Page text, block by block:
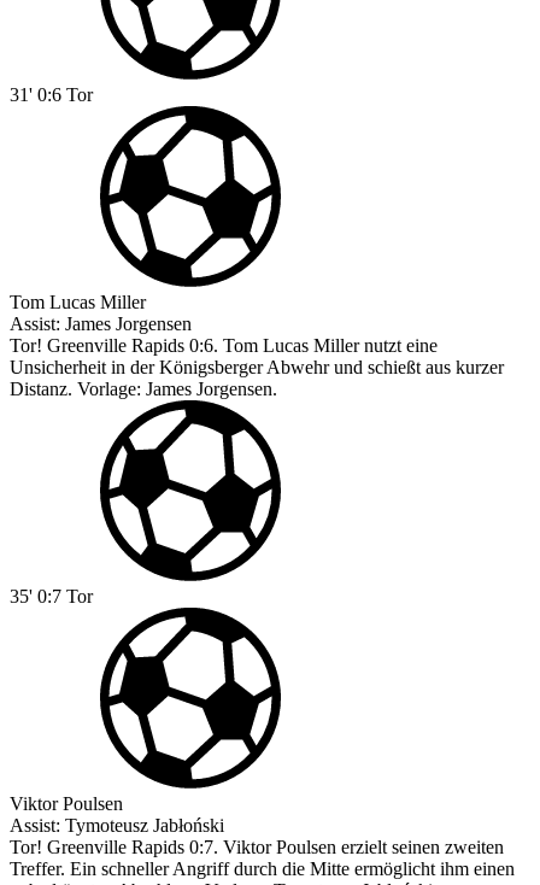
31' 0:6 Tor
Tom Lucas Miller
Assist: James Jorgensen
Tor! Greenville Rapids 0:6. Tom Lucas Miller nutzt eine
Unsicherheit in der Königsberger Abwehr und schießt aus kurzer
Distanz. Vorlage: James Jorgensen.
35' 0:7 Tor
Viktor Poulsen
Assist: Tymoteusz Jabłoński
Tor! Greenville Rapids 0:7. Viktor Poulsen erzielt seinen zweiten
Treffer. Ein schneller Angriff durch die Mitte ermöglicht ihm einen